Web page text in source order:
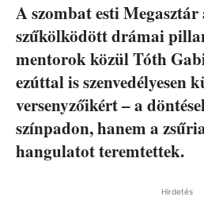
A szombat esti Megasztár
szűkölködött drámai
mentorok közül Tóth
ezúttal is szenvedélyesen
versenyzőikért – a
színpadon, hanem a
hangulatot teremtettek.
Hirdetés